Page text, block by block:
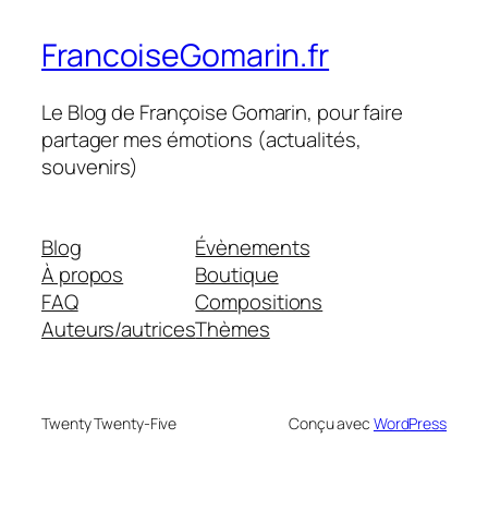
FrancoiseGomarin.fr
Le Blog de Françoise Gomarin, pour faire
partager mes émotions (actualités,
souvenirs)
Blog
À propos
FAQ
Auteurs/autrices
Évènements
Boutique
Compositions
Thèmes
Twenty Twenty-Five Conçu avec WordPress